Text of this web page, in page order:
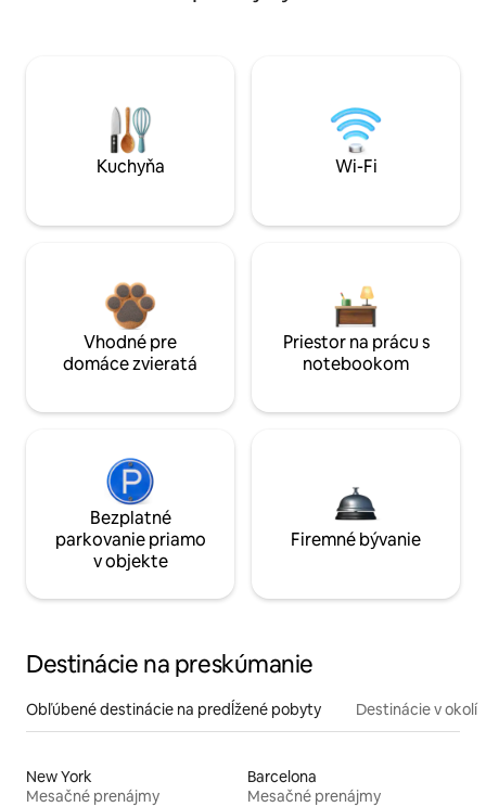
Kuchyňa Wi-Fi
Vhodné pre
domáce zvieratá
Priestor na prácu s
notebookom
Bezplatné
parkovanie priamo
v objekte
Firemné bývanie
Destinácie na preskúmanie
Obľúbené destinácie na predĺžené pobyty Destinácie v okolí
New York
Mesačné prenájmy
Barcelona
Mesačné prenájmy